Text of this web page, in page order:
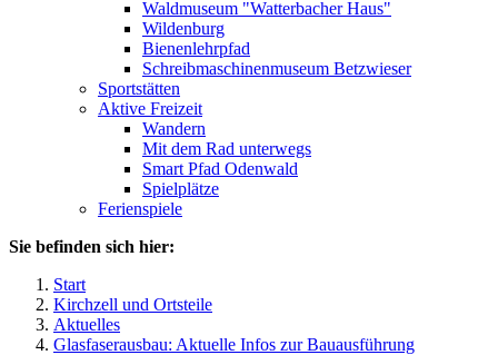
Waldmuseum "Watterbacher Haus"
Wildenburg
Bienenlehrpfad
Schreibmaschinenmuseum Betzwieser
Sportstätten
Aktive Freizeit
Wandern
Mit dem Rad unterwegs
Smart Pfad Odenwald
Spielplätze
Ferienspiele
Sie befinden sich hier:
Start
Kirchzell und Ortsteile
Aktuelles
Glasfaserausbau: Aktuelle Infos zur Bauausführung